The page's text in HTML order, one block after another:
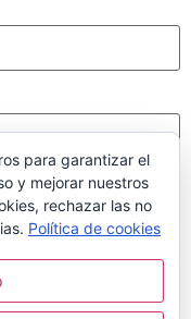
y web en este
comente.
para garantizar el
y mejorar nuestros
rechazar las no
Política de cookies